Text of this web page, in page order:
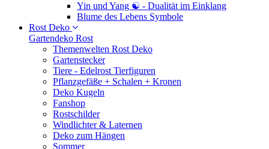
Yin und Yang ☯ - Dualität im Einklang
Blume des Lebens Symbole
Rost Deko
Gartendeko Rost
Themenwelten Rost Deko
Gartenstecker
Tiere - Edelrost Tierfiguren
Pflanzgefäße + Schalen + Kronen
Deko Kugeln
Fanshop
Rostschilder
Windlichter & Laternen
Deko zum Hängen
Sommer